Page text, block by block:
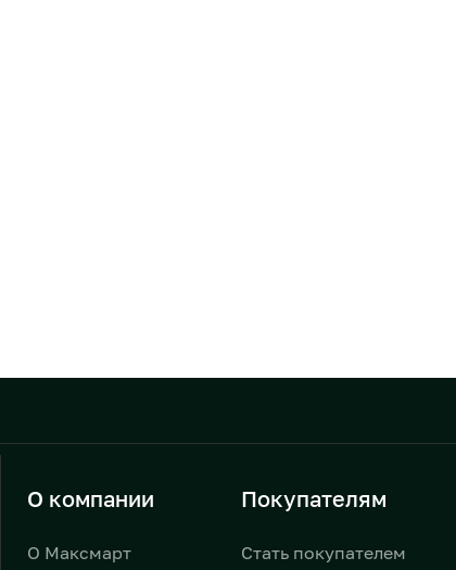
О компании
О Максмарт
Покупателям
Стать покупателем